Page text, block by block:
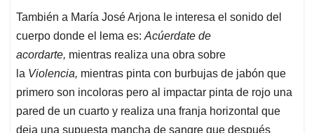
También a María José Arjona le interesa el sonido del
cuerpo donde el lema es: Acúerdate de
acordarte, mientras realiza una obra sobre
la Violencia, mientras pinta con burbujas de jabón que
primero son incoloras pero al impactar pinta de rojo una
pared de un cuarto y realiza una franja horizontal que
deja una supuesta mancha de sangre que después